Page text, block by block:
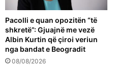
Pacolli e quan opozitën “të
shkretë”: Gjuajnë me vezë
Albin Kurtin që çiroi veriun
nga bandat e Beogradit
08/08/2026